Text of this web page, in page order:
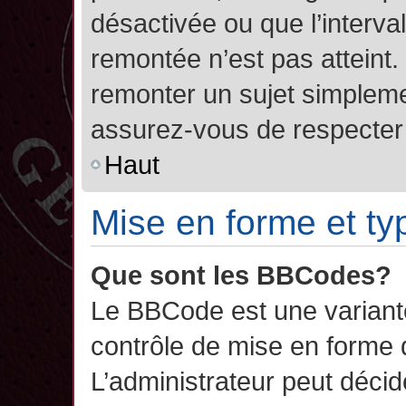
désactivée ou que
remontée n’est pas
remonter un sujet
assurez-vous de
Haut
Mise en forme et
Que sont les BBCodes?
Le BBCode est une
contrôle de mise en forme
L’administrateur peut